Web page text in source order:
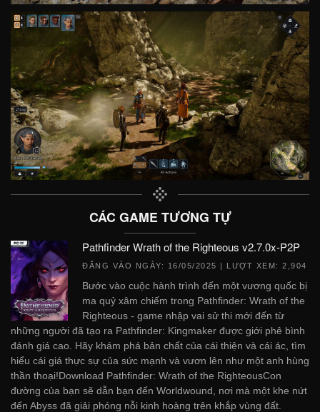
CÁC GAME TƯƠNG TỰ
Pathfinder Wrath of the Righteous v2.7.0x-P2P
ĐĂNG VÀO NGÀY: 16/05/2025 | LƯỢT XEM: 2,904
Bước vào cuộc hành trình đến một vương quốc bị
ma quỷ xâm chiếm trong Pathfinder: Wrath of the
Righteous - game nhập vai sử thi mới đến từ
những người đã tạo ra Pathfinder: Kingmaker được giới phê bình
đánh giá cao. Hãy khám phá bản chất của cái thiện và cái ác, tìm
hiểu cái giá thực sự của sức mạnh và vươn lên như một anh hùng
thần thoại!Download Pathfinder: Wrath of the RighteousCon
đường của bạn sẽ dẫn bạn đến Worldwound, nơi mà một khe nứt
đến Abyss đã giải phóng nỗi kinh hoàng trên khắp vùng đất.